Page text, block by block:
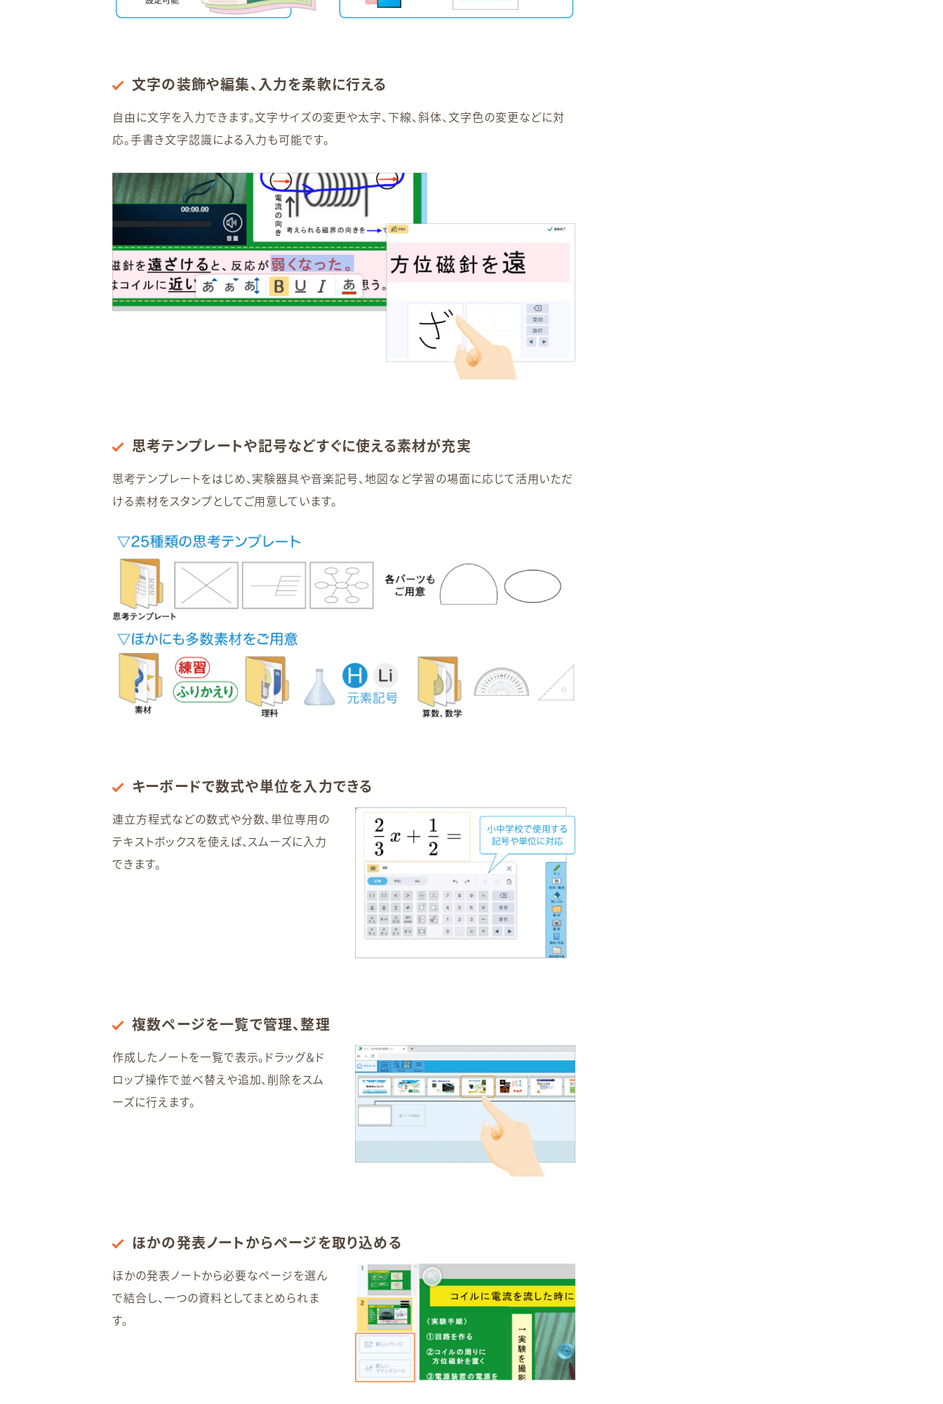
文字の装飾や編集、入力を柔軟に行える
自由に文字を入力できます。文字サイズの変更や太字、下線、斜体、文字色の変更などに対
応。手書き文字認識による入力も可能です。
思考テンプレートや記号などすぐに使える素材が充実
思考テンプレートをはじめ、実験器具や音楽記号、地図など学習の場面に応じて活用いただ
ける素材をスタンプとしてご用意しています。
キーボードで数式や単位を入力できる
連立方程式などの数式や分数、単位専用の
テキストボックスを使えば、スムーズに入力
できます。
複数ページを一覧で管理、整理
作成したノートを一覧で表示。ドラッグ＆ド
ロップ操作で並べ替えや追加、削除をスム
ーズに行えます。
ほかの発表ノートからページを取り込める
ほかの発表ノートから必要なページを選ん
で結合し、一つの資料としてまとめられま
す。